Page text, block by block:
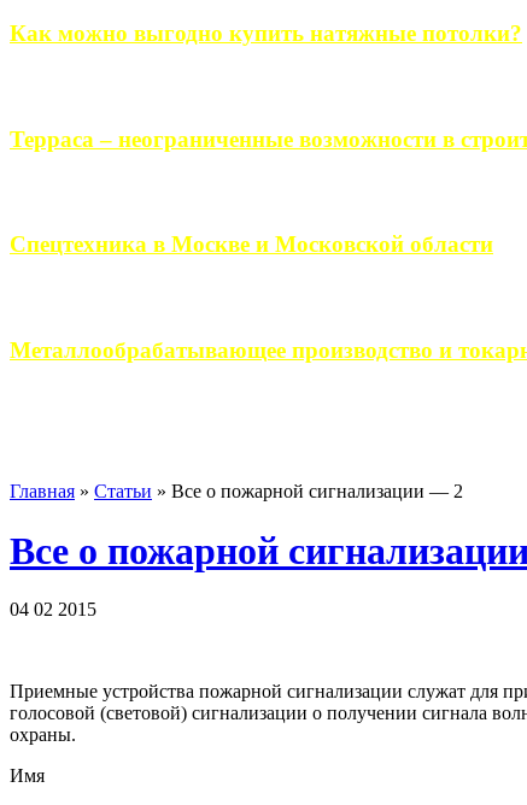
Как можно выгодно купить натяжные потолки?
Терраса – неограниченные возможности в
Спецтехника в Москве и Московской области
Металлообрабатывающее производство и
Главная » Статьи » Все о пожарной сигнализации — 2
Все о пожарной
04 02 2015
Приемные устройства пожарной сигнализации служат для
голосовой (световой) сигнализации о получении сигнала
охраны.
Имя